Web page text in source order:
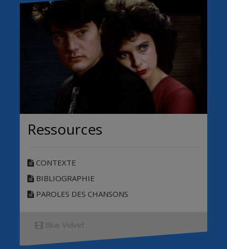
Ressources
CONTEXTE
BIBLIOGRAPHIE
PAROLES DES CHANSONS
Blue Velvet